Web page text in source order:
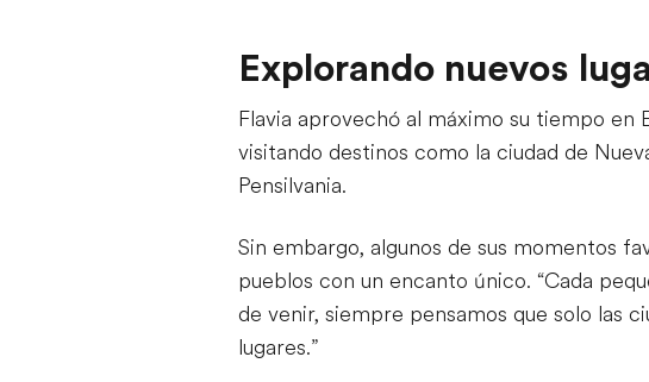
Explorando nuevos
Flavia aprovechó al máximo su tiempo en
visitando destinos como la ciudad de
Pensilvania.
Sin embargo, algunos de sus momentos
pueblos con un encanto único. “Cada
de venir, siempre pensamos que solo las
lugares.”